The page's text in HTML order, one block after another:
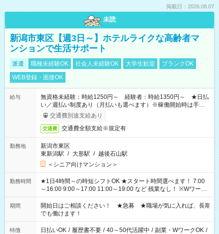
掲載日：2026.08.07
未読
新潟市東区【週3日～】ホテルライクな高齢者マ
ンションで生活サポート
派遣 職種未経験OK 社会人未経験OK 大学生歓迎
ブランクOK
WEB登録・面接OK
給与
無資格未経験：時給1250円～ 経験者：時給1350円～ ★日払
い／週払い制度あり（月払いも選べます）※稼働開始時は手続き
完了次第のお支払いとなります。
交通費別途支給あり
交通費 交通費全額支給※規定有
勤務地
新潟市東区
東新潟駅 / 大形駅 / 越後石山駅
＜シニア向けマンション＞
勤務時間
★1日4時間～の時短シフトOK ★スタート時間選べます！ 7:00
～16:00 9:00～17:00 11:00～19:00 など 残業なし！ ※Wワーク
の場合、他のお仕事と合わせ週40時間超の就業はご案内できま
せん ※法令に基づき、週20時間以上勤務は社会保険への加入対
象となります ※労働者派遣法（日雇い派遣の原則禁止）によ
り、短時間・短期間の就業はご案内が難しい場合があります
期間
開始日はご相談ください！ ★急募 ★職場が気に入れば、長期
でも働けます！
特徴 日払いOK / 履歴書不要 / 40～50代活躍中 / 副業・WワークOK /